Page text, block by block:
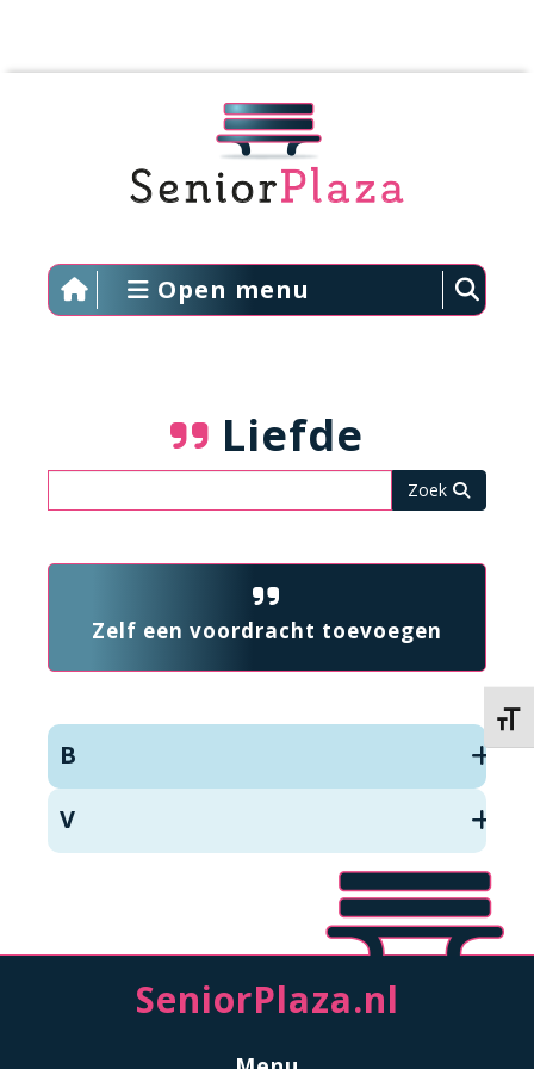
Open menu
Liefde
Zelf een voordracht toevoegen
B
V
SeniorPlaza.nl